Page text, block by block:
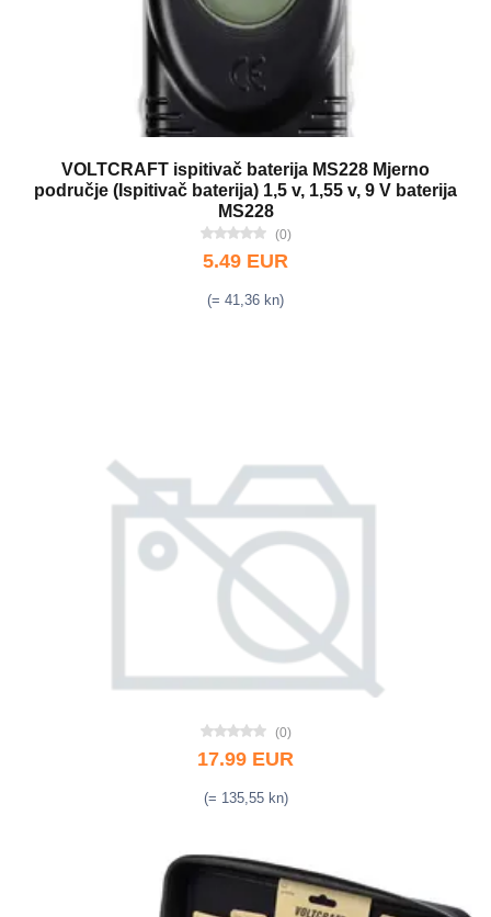
VOLTCRAFT ispitivač baterija MS228 Mjerno
područje (Ispitivač baterija) 1,5 v, 1,55 v, 9 V baterija
MS228
(0)
5.49 EUR
(= 41,36 kn)
(0)
17.99 EUR
(= 135,55 kn)